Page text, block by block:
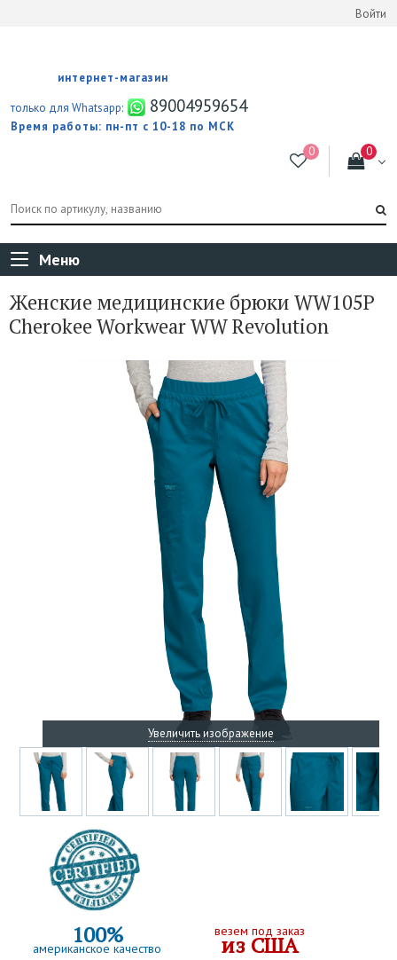
Войти
интернет-магазин
только для Whatsapp:
89004959654
Время работы: пн-пт с 10-18 по МСК
Меню
Женские медицинские брюки WW105P
Cherokee Workwear WW Revolution
Увеличить изображение
100%
американское качество
везем под заказ
из США